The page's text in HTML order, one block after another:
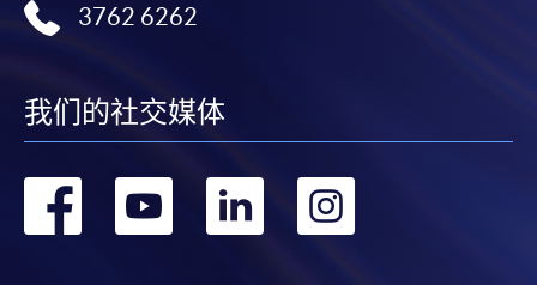
3762 6262
我们的社交媒体
转
转
转